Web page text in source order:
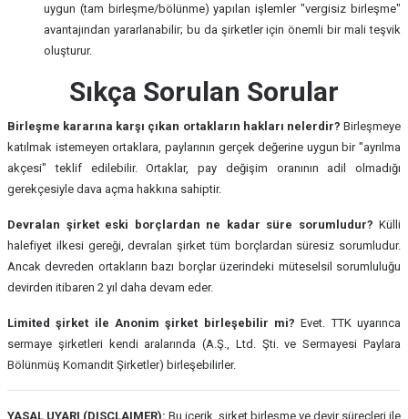
uygun (tam birleşme/bölünme) yapılan işlemler "vergisiz birleşme"
avantajından yararlanabilir; bu da şirketler için önemli bir mali teşvik
oluşturur.
Sıkça Sorulan Sorular
Birleşme kararına karşı çıkan ortakların hakları nelerdir? Birleşmeye
katılmak istemeyen ortaklara, paylarının gerçek değerine uygun bir "ayrılma
akçesi" teklif edilebilir. Ortaklar, pay değişim oranının adil olmadığı
gerekçesiyle dava açma hakkına sahiptir.
Devralan şirket eski borçlardan ne kadar süre sorumludur? Külli
halefiyet ilkesi gereği, devralan şirket tüm borçlardan süresiz sorumludur.
Ancak devreden ortakların bazı borçlar üzerindeki müteselsil sorumluluğu
devirden itibaren 2 yıl daha devam eder.
Limited şirket ile Anonim şirket birleşebilir mi? Evet. TTK uyarınca
sermaye şirketleri kendi aralarında (A.Ş., Ltd. Şti. ve Sermayesi Paylara
Bölünmüş Komandit Şirketler) birleşebilirler.
YASAL UYARI (DISCLAIMER): Bu içerik, şirket birleşme ve devir süreçleri ile